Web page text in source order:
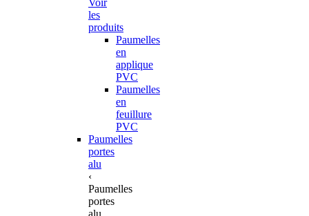
les
produits
Paumelles
en
applique
PVC
Paumelles
en
feuillure
PVC
Paumelles
portes
alu
‹
Paumelles
portes
alu